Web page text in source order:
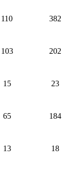
110 382
103 202
15 23
65 184
13 18